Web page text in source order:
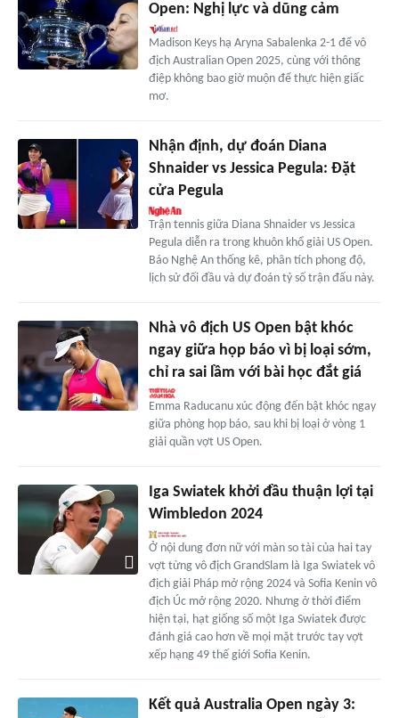
Open: Nghị lực và dũng cảm
Madison Keys hạ Aryna Sabalenka 2-1 để vô
địch Australian Open 2025, cùng với thông
điệp không bao giờ muộn để thực hiện giấc
mơ.
Nhận định, dự đoán Diana
Shnaider vs Jessica Pegula: Đặt
cửa Pegula
Trận tennis giữa Diana Shnaider vs Jessica
Pegula diễn ra trong khuôn khổ giải US Open.
Báo Nghệ An thống kê, phân tích phong độ,
lịch sử đối đầu và dự đoán tỷ số trận đấu này.
Nhà vô địch US Open bật khóc
ngay giữa họp báo vì bị loại sớm,
chỉ ra sai lầm với bài học đắt giá
Emma Raducanu xúc động đến bật khóc ngay
giữa phòng họp báo, sau khi bị loại ở vòng 1
giải quần vợt US Open.
Iga Swiatek khởi đầu thuận lợi tại
Wimbledon 2024
Ở nội dung đơn nữ với màn so tài của hai tay
vợt từng vô địch GrandSlam là Iga Swiatek vô
địch giải Pháp mở rộng 2024 và Sofia Kenin vô
địch Úc mở rộng 2020. Nhưng ở thời điểm
hiện tại, hạt giống số một Iga Swiatek được
đánh giá cao hơn về mọi mặt trước tay vợt
xếp hạng 49 thế giới Sofia Kenin.
Kết quả Australia Open ngày 3: